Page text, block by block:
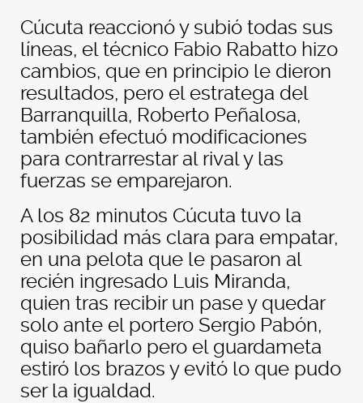
Cúcuta reaccionó y subió todas sus
líneas, el técnico Fabio Rabatto hizo
cambios, que en principio le dieron
resultados, pero el estratega del
Barranquilla, Roberto Peñalosa,
también efectuó modificaciones
para contrarrestar al rival y las
fuerzas se emparejaron.
A los 82 minutos Cúcuta tuvo la
posibilidad más clara para empatar,
en una pelota que le pasaron al
recién ingresado Luis Miranda,
quien tras recibir un pase y quedar
solo ante el portero Sergio Pabón,
quiso bañarlo pero el guardameta
estiró los brazos y evitó lo que pudo
ser la igualdad.